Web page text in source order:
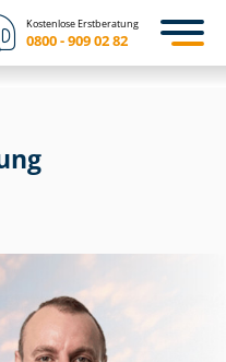
Kostenlose Erstberatung
0800 - 909 02 82